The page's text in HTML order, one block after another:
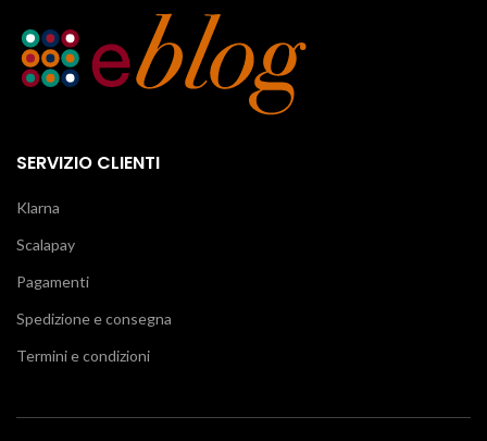
SERVIZIO CLIENTI
Klarna
Scalapay
Pagamenti
Spedizione e consegna
Termini e condizioni